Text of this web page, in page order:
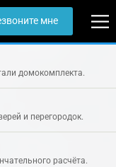
мне
домокомплекта.
и перегородок.
расчёта.